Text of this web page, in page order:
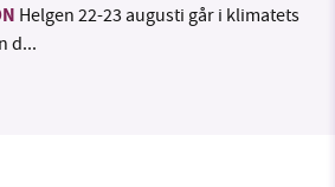
Helgen 22-23 augusti går i klimatets
d...